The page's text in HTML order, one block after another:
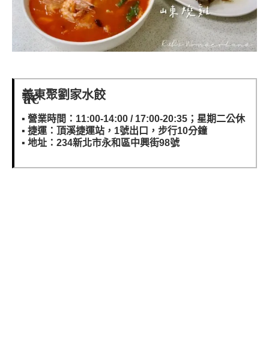
義東聚劉家水餃
▪️ 營業時間：11:00-14:00 / 17:00-20:35；星期二公休
▪️ 捷運：頂溪捷運站，1號出口，步行10分鐘
▪️ 地址：234新北市永和區中興街98號